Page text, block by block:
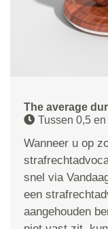
The average
Tussen 0,5
Wanneer u op
snel via
een
aangehouden